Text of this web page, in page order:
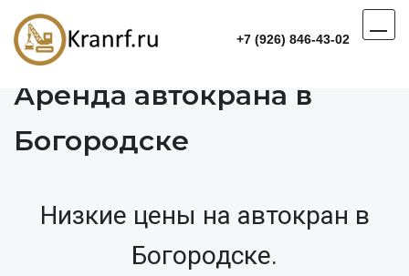
+7 (926) 846-43-02
Аренда автокрана в
Богородске
Низкие цены на автокран в
Богородске.